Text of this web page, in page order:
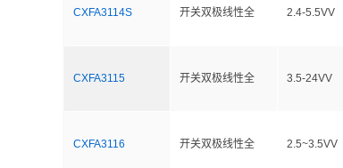
CXFA3114S 开关双极线性全 2.4-5.5VV
CXFA3115 开关双极线性全 3.5-24VV
CXFA3116 开关双极线性全 2.5~3.5VV